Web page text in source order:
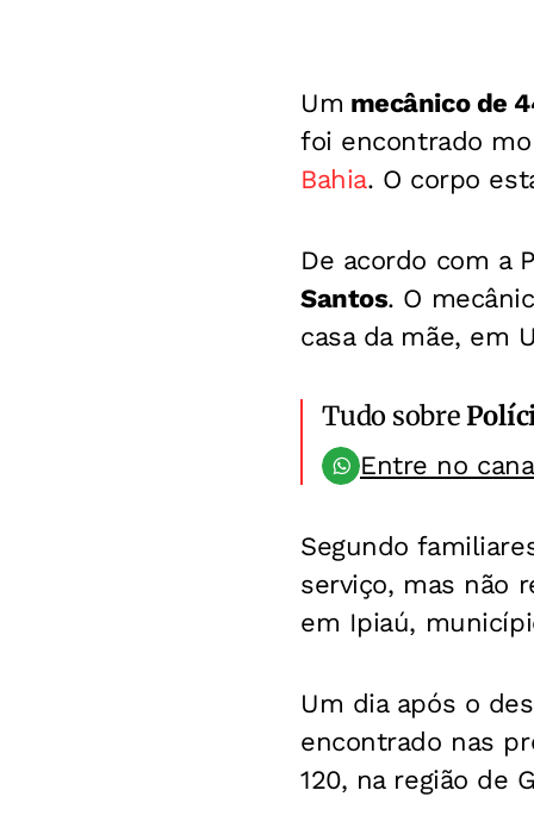
Um mecânico de
foi encontrado
Bahia. O corpo
De acordo com a
Santos. O
casa da mãe, em
Tudo sobre
Entre no
Segundo
serviço, mas não
em Ipiaú,
Um dia após o
encontrado nas
120, na região de